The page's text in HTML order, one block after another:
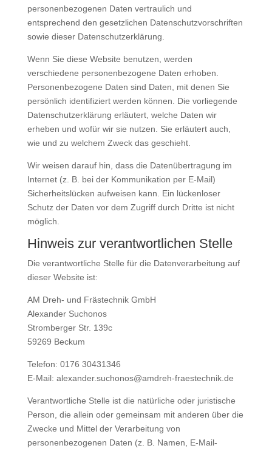
personenbezogenen Daten vertraulich und
entsprechend den gesetzlichen Datenschutzvorschriften
sowie dieser Datenschutzerklärung.
Wenn Sie diese Website benutzen, werden
verschiedene personenbezogene Daten erhoben.
Personenbezogene Daten sind Daten, mit denen Sie
persönlich identifiziert werden können. Die vorliegende
Datenschutzerklärung erläutert, welche Daten wir
erheben und wofür wir sie nutzen. Sie erläutert auch,
wie und zu welchem Zweck das geschieht.
Wir weisen darauf hin, dass die Datenübertragung im
Internet (z. B. bei der Kommunikation per E-Mail)
Sicherheitslücken aufweisen kann. Ein lückenloser
Schutz der Daten vor dem Zugriff durch Dritte ist nicht
möglich.
Hinweis zur verantwortlichen Stelle
Die verantwortliche Stelle für die Datenverarbeitung auf
dieser Website ist:
AM Dreh- und Frästechnik GmbH
Alexander Suchonos
Stromberger Str. 139c
59269 Beckum
Telefon: 0176 30431346
E-Mail: alexander.suchonos@amdreh-fraestechnik.de
Verantwortliche Stelle ist die natürliche oder juristische
Person, die allein oder gemeinsam mit anderen über die
Zwecke und Mittel der Verarbeitung von
personenbezogenen Daten (z. B. Namen, E-Mail-